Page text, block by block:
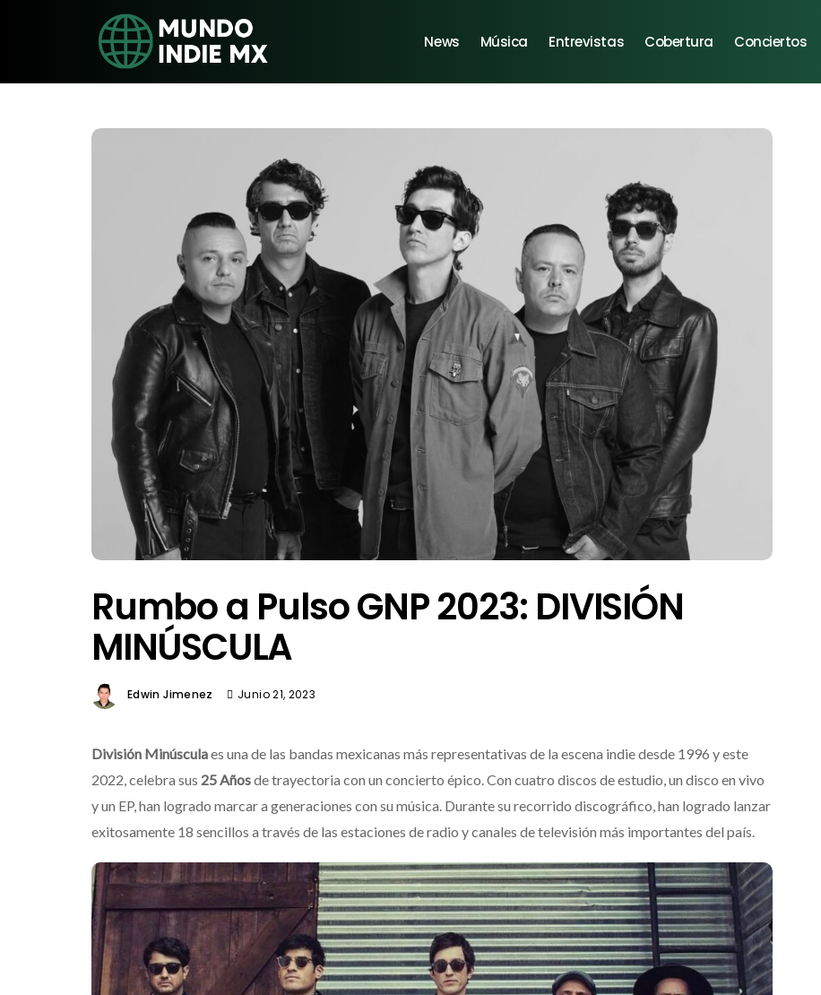
News Música Entrevistas Cobertura Conciertos
Rumbo a Pulso GNP 2023: DIVISIÓN
MINÚSCULA
Edwin Jimenez Junio 21, 2023
División Minúsculaes una de las bandas mexicanas más representativas de la escena indie desde 1996 y este
2022, celebra sus 25 Añosde trayectoria con un concierto épico. Con cuatro discos de estudio, un disco en vivo
y un EP, han logrado marcar a generaciones con su música. Durante su recorrido discográfico, han logrado lanzar
exitosamente 18 sencillos a través de las estaciones de radio y canales de televisión más importantes del país.